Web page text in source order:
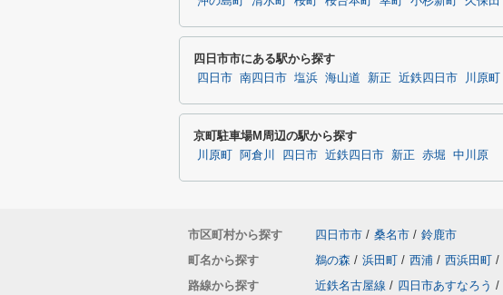
四日市市にある駅から探す
四日市 南四日市 塩浜 海山道 新正 近鉄四日市 川原町
京町駐車場M周辺の駅から探す
川原町 阿倉川 四日市 近鉄四日市 新正 赤堀 中川原
市区町村から探す 四日市市 / 桑名市 / 鈴鹿市
町名から探す
鵜の森 / 浜田町 / 西浦 / 西浜田町 /
路線から探す
近鉄名古屋線 / 四日市あすなろう /